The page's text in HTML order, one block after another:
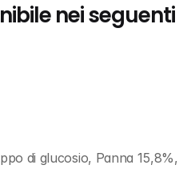
nei seguenti
di glucosio, Panna 15,8%,